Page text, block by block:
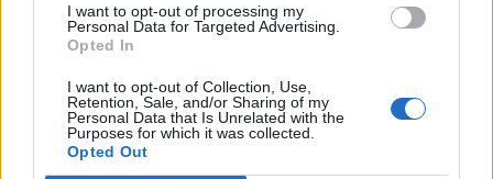
I want to opt-out of processing my
Personal Data for Targeted Advertising.
Opted In
I want to opt-out of Collection, Use,
Retention, Sale, and/or Sharing of my
Personal Data that Is Unrelated with the
Purposes for which it was collected.
Opted Out
Vitor Mendes
Related Posts